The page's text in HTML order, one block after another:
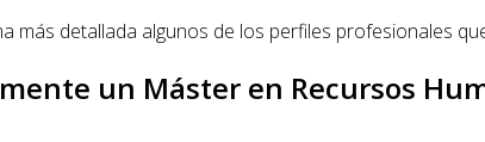
más detallada algunos de los perfiles profesionales
un Máster en Recursos